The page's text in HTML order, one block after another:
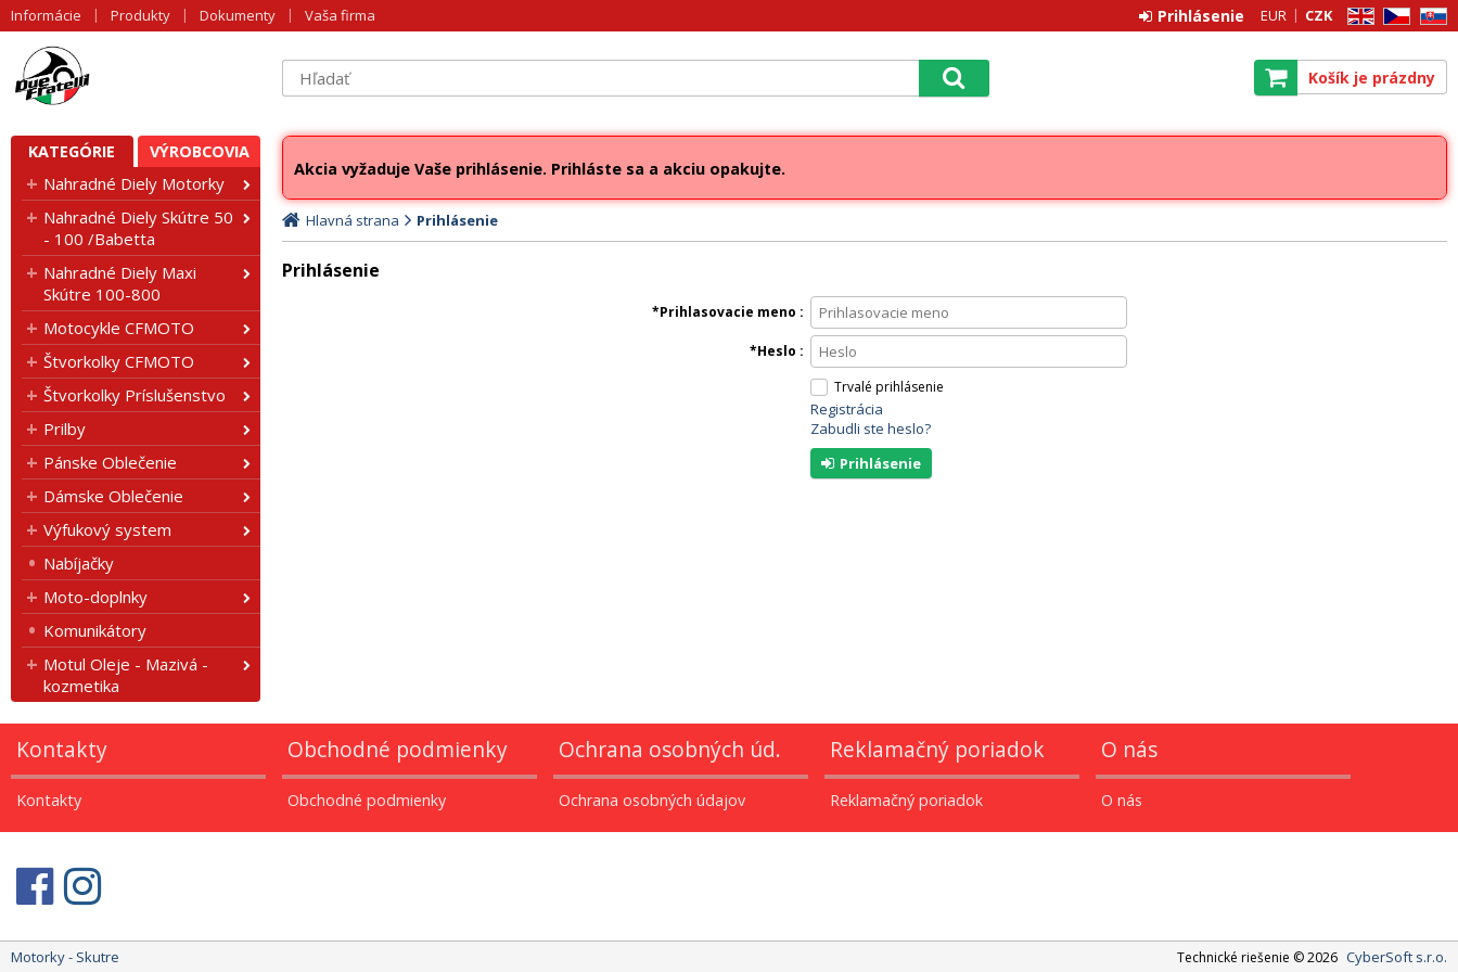
Informácie Produkty Dokumenty Vaša firma EN CZ SK
EUR CZK
Prihlásenie
Košík je prázdny
KATEGÓRIE VÝROBCOVIA
Nahradné Diely Motorky
Nahradné Diely Skútre 50
- 100 /Babetta
Nahradné Diely Maxi
Skútre 100-800
Motocykle CFMOTO
Štvorkolky CFMOTO
Štvorkolky Príslušenstvo
Prilby
Pánske Oblečenie
Dámske Oblečenie
Výfukový system
Nabíjačky
Moto-doplnky
Komunikátory
Motul Oleje - Mazivá -
kozmetika
Akcia vyžaduje Vaše prihlásenie. Prihláste sa a akciu opakujte.
Hlavná strana Prihlásenie
Prihlásenie
Prihlasovacie meno
Heslo
Trvalé prihlásenie
Registrácia
Zabudli ste heslo?
Prihlásenie
Kontakty
Kontakty
Obchodné podmienky
Obchodné podmienky
Ochrana osobných úd.
Ochrana osobných údajov
Reklamačný poriadok
Reklamačný poriadok
O nás
O nás
Motorky - Skutre Technické riešenie © 2026 CyberSoft s.r.o.